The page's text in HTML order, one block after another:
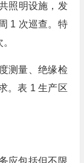
照明设施，发
1 次巡查。特
测量、绝缘检
。表 1 生产区
应包括但不限